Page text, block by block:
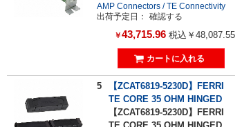
AMP Connectors / TE Connectivity
出荷予定日：
確認する
￥43,715.96 税込￥48,087.55
5
【ZCAT6819-5230D】FERRI
TE CORE 35 OHM HINGED
【ZCAT6819-5230D】FERRI